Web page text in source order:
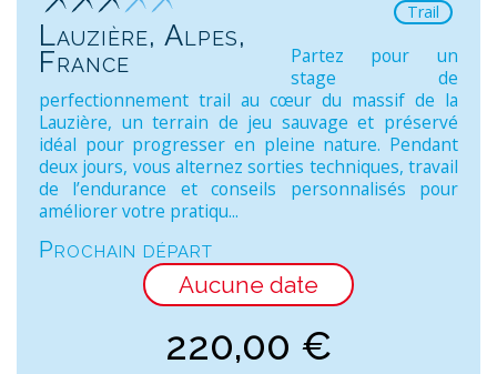
Lauzière, Alpes,
France
Trail
Partez pour un
stage de
perfectionnement trail au cœur du massif de la
Lauzière, un terrain de jeu sauvage et préservé
idéal pour progresser en pleine nature. Pendant
deux jours, vous alternez sorties techniques, travail
de l’endurance et conseils personnalisés pour
améliorer votre pratiqu...
Prochain départ
Aucune date
220,00 €